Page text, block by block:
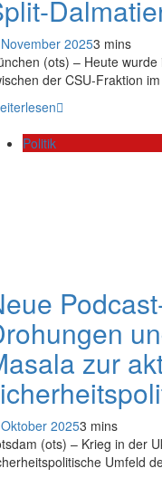
20253 mins
(ots) – Heute
der CSU-Fraktion
Politik
zur
20253 mins
(ots) – Krieg in der
Umfeld